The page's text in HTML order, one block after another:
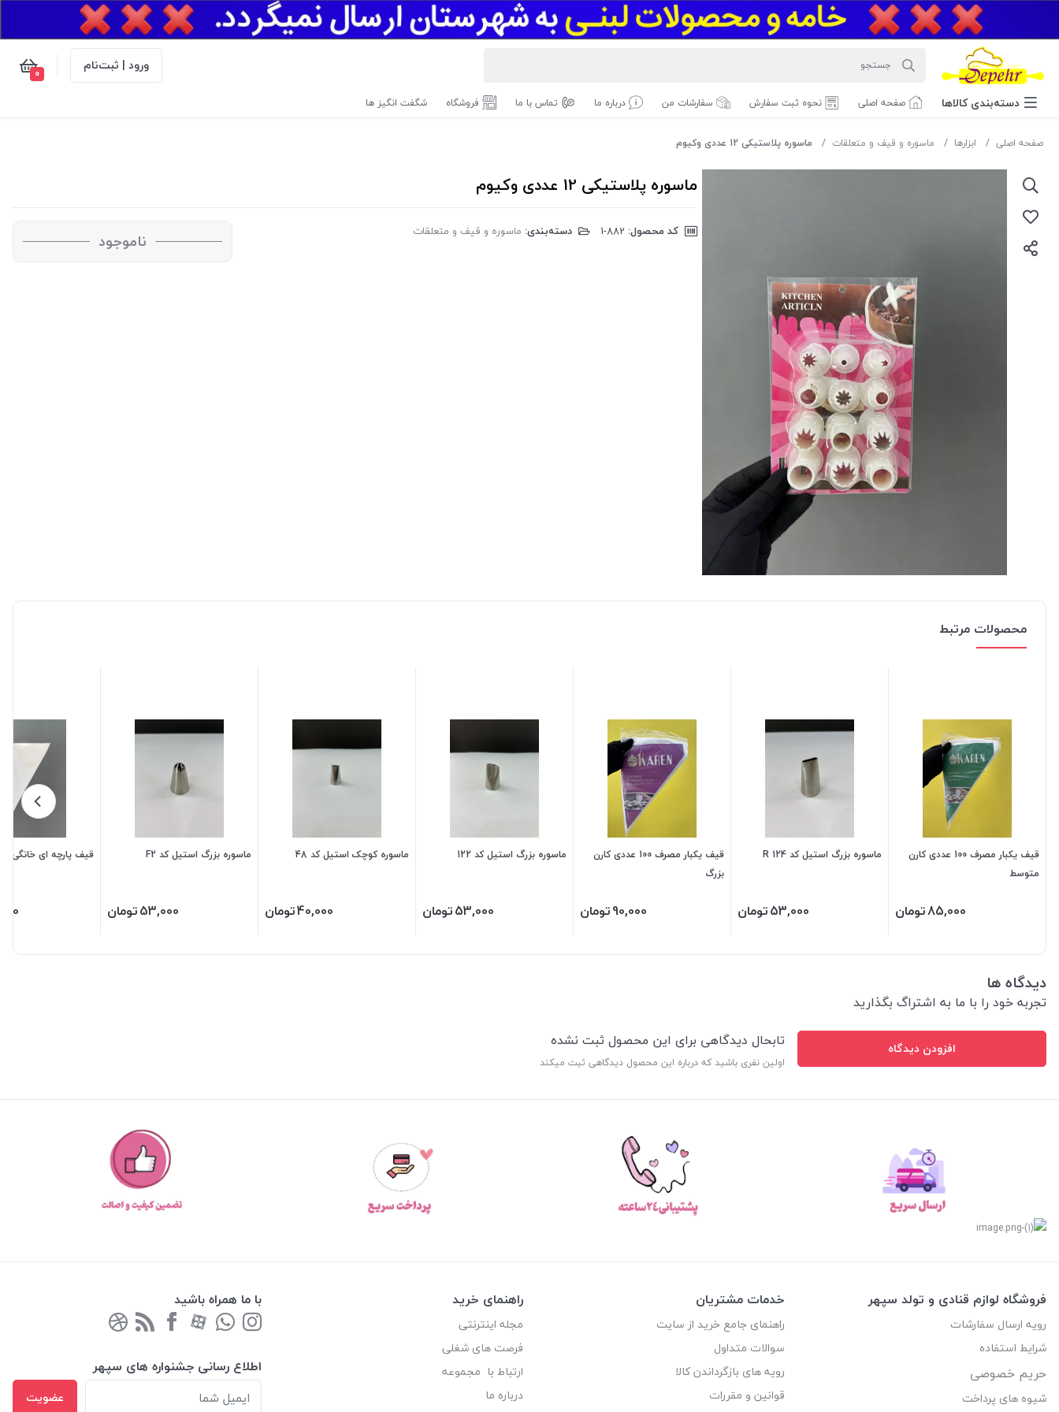
ورود | ثبت‌نام 0
دسته‌بندی‌ کالاها صفحه اصلی نحوه ثبت سفارش سفارشات من درباره ما تماس با ما فروشگاه شگفت انگیز ها
صفحه اصلی ابزارها ماسوره و قیف و متعلقات ماسوره پلاستیکی 12 عددی وکیوم
ماسوره پلاستیکی 12 عددی وکیوم
کد محصول: دسته‌بندی: ماسوره و قیف و متعلقات ناموجود
محصولات مرتبط
قیف یکبار مصرف 100 عددی کارن
متوسط
85,000تومان
ماسوره بزرگ استیل کد R 124
53,000تومان
قیف یکبار مصرف 100 عددی کارن
بزرگ
90,000تومان
ماسوره بزرگ استیل کد 122
53,000تومان
ماسوره کوچک استیل کد 48
40,000تومان
ماسوره بزرگ استیل کد F2
53,000تومان
قیف پارچه ای خانگی
دیدگاه ها
تجربه خود را با ما به اشتراگ بگذارید
افزودن دیدگاه تابحال دیدگاهی برای این محصول ثبت نشده
اولین نفری باشید که درباره این محصول دیدگاهی ثبت میکند
فروشگاه لوازم قنادی و تولد سپهر
رویه ارسال سفارشات
شرایط استفاده
حریم خصوصی
شیوه های پرداخت
خدمات مشتریان
راهنمای جامع خرید از سایت
سوالات متداول
رویه های بازگرداندن کالا
قوانین و مقررات
راهنمای خرید
مجله اینترنتی
فرصت های شغلی
ارتباط با مجموعه
درباره ما
با ما همراه باشید
اطلاع رسانی جشنواره های سپهر
عضویت